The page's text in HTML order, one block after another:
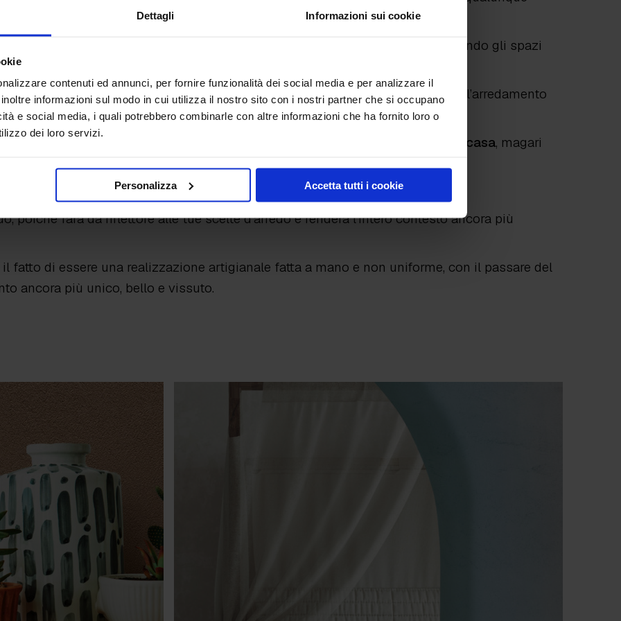
Dettagli Informazioni sui cookie
contenuti ed annunci, per fornire funzionalità dei social media e per analizzare il
informazioni sul modo in cui utilizza il nostro sito con i nostri partner che si occupano
e social media, i quali potrebbero combinarle con altre informazioni che ha fornito loro o
dei loro servizi.
Personalizza Accetta tutti i cookie
minimalista, moderno, rustico, vintage o classico.
, sta nell’arredare una casa con stile minimal. Infatti, pur rendendo gli spazi
visivo, il microcemento in qualche modo “scompare” alla vista. Perché?
superficie continua, grazie alla quale il microcemento è in grado di esaltare l’arredamento
su di sé.
maggiormente tutti gli sforzi creativi che hai posto
nell’arredare la tua casa, magari
poiché farà da riflettore alle tue scelte d’arredo e renderà l’intero contesto ancora più
fatto di essere una realizzazione artigianale fatta a mano e non uniforme, con il passare del
ancora più unico, bello e vissuto.